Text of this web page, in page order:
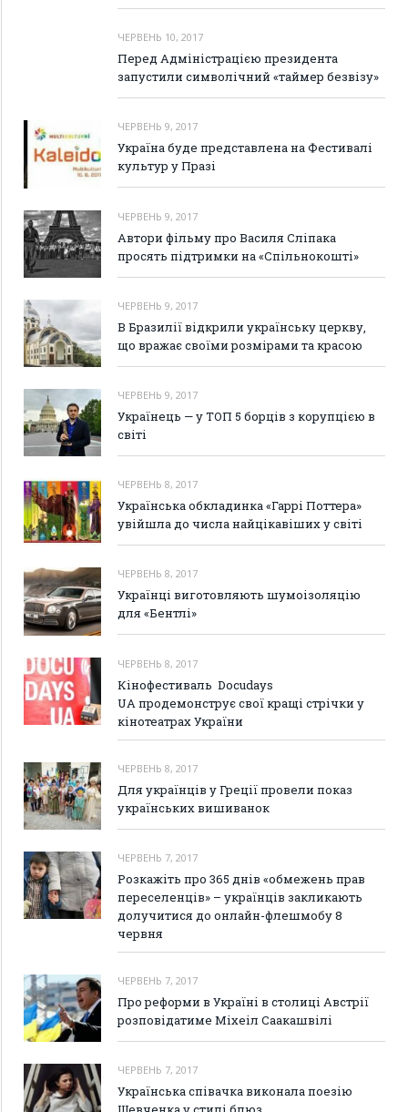
ЧЕРВЕНЬ 10, 2017
Перед Адміністрацією президента
запустили символічний «таймер безвізу»
ЧЕРВЕНЬ 9, 2017
Україна буде представлена на Фестивалі
культур у Празі
ЧЕРВЕНЬ 9, 2017
Автори фільму про Василя Сліпака
просять підтримки на «Спільнокошті»
ЧЕРВЕНЬ 9, 2017
В Бразилії відкрили українську церкву,
що вражає своїми розмірами та красою
ЧЕРВЕНЬ 9, 2017
Українець — у ТОП 5 борців з корупцією в
світі
ЧЕРВЕНЬ 8, 2017
Українська обкладинка «Гаррі Поттера»
увійшла до числа найцікавіших у світі
ЧЕРВЕНЬ 8, 2017
Українці виготовляють шумоізоляцію
для «Бентлі»
ЧЕРВЕНЬ 8, 2017
Кінофестиваль Docudays
UA продемонструє свої кращі стрічки у
кінотеатрах України
ЧЕРВЕНЬ 8, 2017
Для українців у Греції провели показ
українських вишиванок
ЧЕРВЕНЬ 7, 2017
Розкажіть про 365 днів «обмежень прав
переселенців» – українців закликають
долучитися до онлайн-флешмобу 8
червня
ЧЕРВЕНЬ 7, 2017
Про реформи в Україні в столиці Австрії
розповідатиме Міхеіл Саакашвілі
ЧЕРВЕНЬ 7, 2017
Українська співачка виконала поезію